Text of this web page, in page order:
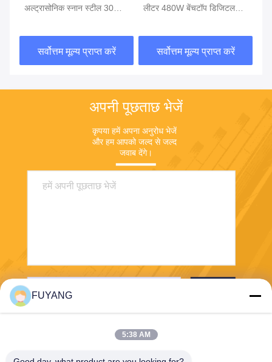
अल्ट्रासोनिक स्नान स्टील 30
के साथ
सर्वोत्तम मूल्य प्राप्त करें
लीटर 480W बेंचटॉप डिजिटल
सर्वोत्तम मूल्य प्राप्त करें
अपनी पूछताछ भेजें
कृपया हमें अपना अनुरोध भेजें
और हम आपको जल्द से जल्द
जवाब देंगे।
FUYANG
5:38 AM